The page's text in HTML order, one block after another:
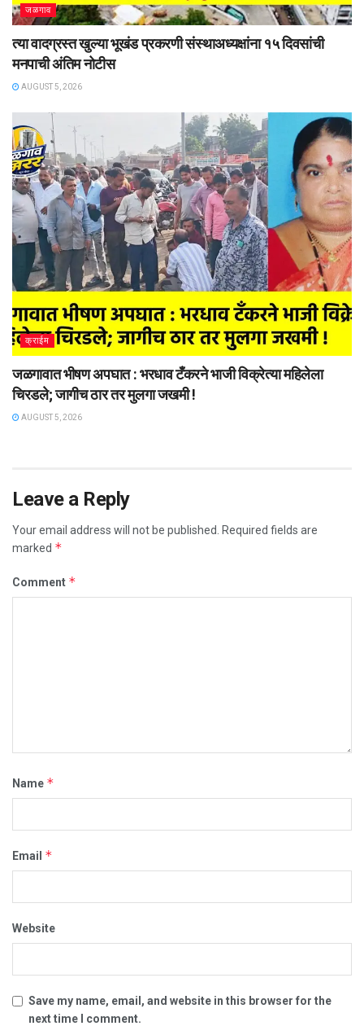
जळगाव
त्या वादग्रस्त खुल्या भूखंड प्रकरणी संस्थाअध्यक्षांना १५ दिवसांची
मनपाची अंतिम नोटीस
AUGUST 5, 2026
क्राईम
जळगावात भीषण अपघात : भरधाव टँकरने भाजी विक्रेत्या महिलेला
चिरडले; जागीच ठार तर मुलगा जखमी !
AUGUST 5, 2026
Leave a Reply
Your email address will not be published.
Required fields are
marked *
Comment *
Name *
Email *
Website
Save my name, email, and website in this browser for the
next time I comment.